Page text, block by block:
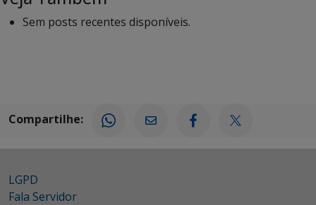
Sem posts recentes disponíveis.
Compartilhe:
LGPD
Fala Servidor